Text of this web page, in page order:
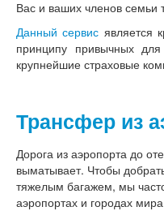
Вас и ваших членов семьи
Данный сервис является
принципу привычных
крупнейшие страховые
Трансфер из
Дорога из аэропорта до
выматывает. Чтобы
тяжелым багажем, мы
аэропортах и городах